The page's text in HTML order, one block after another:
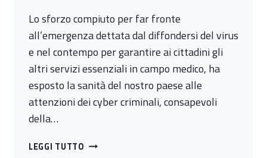
Lo sforzo compiuto per far fronte
all’emergenza dettata dal diffondersi del virus
e nel contempo per garantire ai cittadini gli
altri servizi essenziali in campo medico, ha
esposto la sanità del nostro paese alle
attenzioni dei cyber criminali, consapevoli
della…
LEGGI TUTTO LA